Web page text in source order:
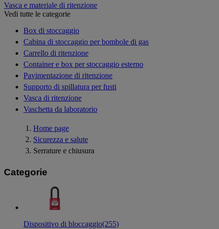
Vasca e materiale di ritenzione
Vedi tutte le categorie
Box di stoccaggio
Cabina di stoccaggio per bombole di gas
Carrello di ritenzione
Container e box per stoccaggio esterno
Pavimentazione di ritenzione
Supporto di spillatura per fusti
Vasca di ritenzione
Vaschetta da laboratorio
Home page
Sicurezza e salute
Serrature e chiusura
Categorie
Dispositivo di bloccaggio(255)